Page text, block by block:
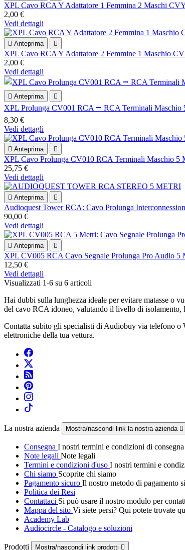
XPL Cavo RCA Y Adattatore 1 Femmina 2 Maschi
2,00 €
Vedi dettagli
 Anteprima 
XPL Cavo RCA Y Adattatore 2 Femmine 1 Maschio
2,00 €
Vedi dettagli
 Anteprima 
XPL Prolunga CV001 RCA ⭢ RCA Terminali Maschio
8,30 €
Vedi dettagli
 Anteprima 
XPL Cavo Prolunga CV010 RCA Terminali Maschio 5
25,75 €
Vedi dettagli
 Anteprima 
Audioquest Tower RCA: Cavo Prolunga
90,00 €
Vedi dettagli
 Anteprima 
XPL CV005 RCA Cavo Segnale Prolunga Pro Audio 5
12,50 €
Vedi dettagli
Visualizzati 1-6 su 6 articoli
Hai dubbi sulla lunghezza ideale per evitare matasse o
del cavo RCA idoneo, valutando il livello di isolamento,
Contatta subito gli specialisti di Audiobuy via telefono o
elettroniche della tua vettura.
La nostra azienda Mostra/nascondi link la nostra azienda 
Consegna I nostri termini e condizioni di consegna
Note legali Note legali
Termini e condizioni d'uso I nostri termini e
Chi siamo Scoprite chi siamo
Pagamento sicuro Il nostro metodo di pagamento
Politica dei Resi
Contattaci Si può usare il nostro modulo per
Mappa del sito Vi siete persi? Qui potete trovate
Academy Lab
Audiocircle - Catalogo e soluzioni
Prodotti Mostra/nascondi link prodotti 